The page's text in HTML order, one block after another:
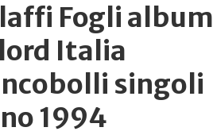
Fogli album
Italia
singoli
1994